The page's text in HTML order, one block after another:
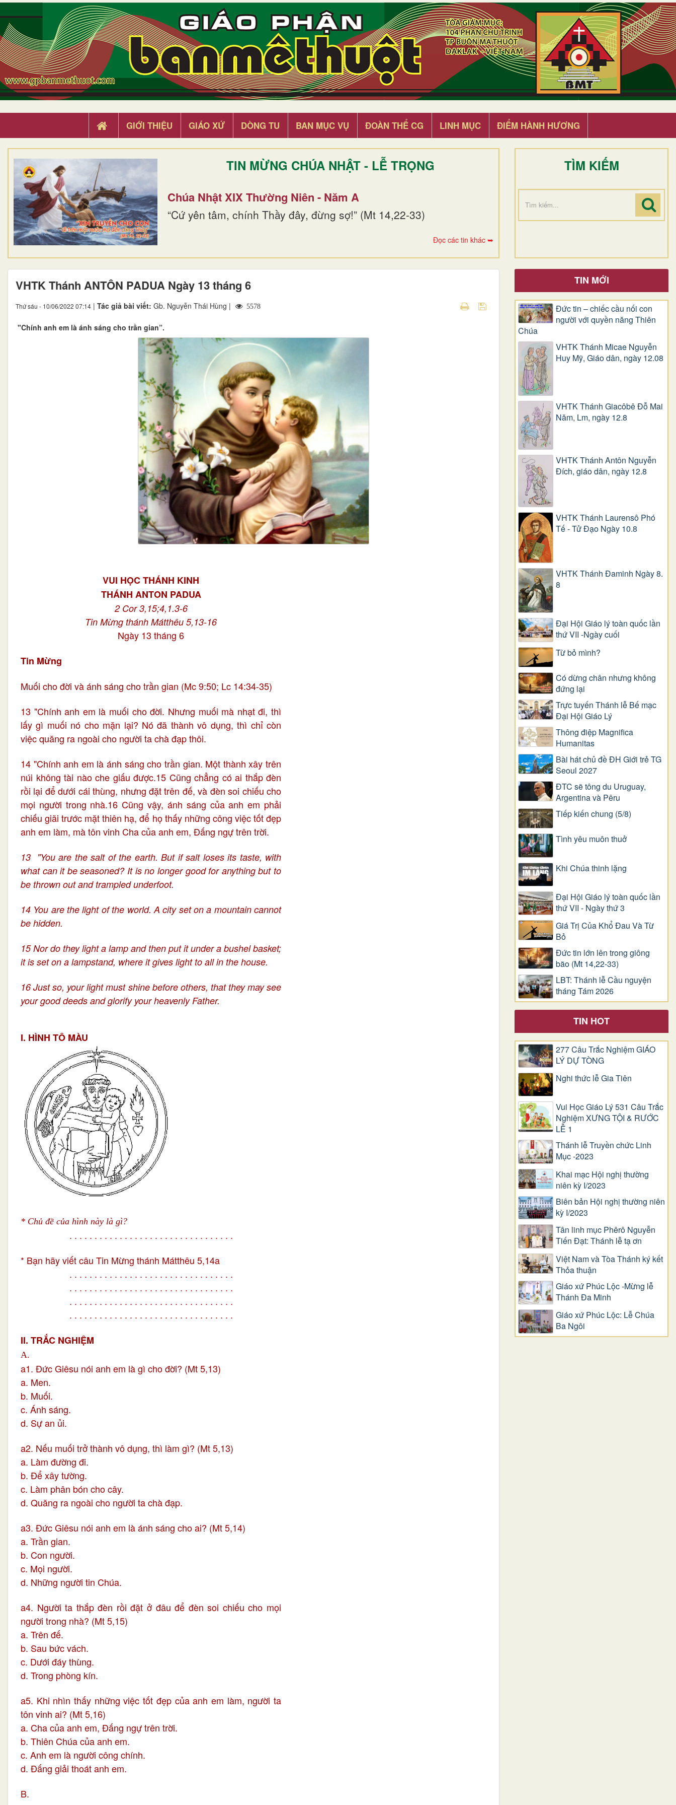
GIỚI THIỆU GIÁO XỨ DÒNG TU BAN MỤC VỤ ĐOÀN THỂ CG LINH MỤC ĐIỂM HÀNH HƯƠNG
TIN MỪNG CHÚA NHẬT - LỄ TRỌNG
Chúa Nhật XIX Thường Niên - Năm A
“Cứ yên tâm, chính Thầy đây, đừng sợ!” (Mt 14,22-33)
Đọc các tin khác ➥
TÌM KIẾM
VHTK Thánh ANTÔN PADUA Ngày 13 tháng 6
Thứ sáu - 10/06/2022 07:14 | Tác giả bài viết: Gb. Nguyễn Thái Hùng | 5578
"Chính anh em là ánh sáng cho trần gian”.
VUI HỌC THÁNH KINH
THÁNH ANTON PADUA
2 Cor 3,15;4,1.3-6
Tin Mừng thánh Mátthêu 5,13-16
Ngày 13 tháng 6
Tin Mừng
Muối cho đời và ánh sáng cho trần gian (Mc 9:50; Lc 14:34-35)
13 "Chính anh em là muối cho đời. Nhưng muối mà nhạt đi, thì
lấy gì muối nó cho mặn lại? Nó đã thành vô dụng, thì chỉ còn
việc quăng ra ngoài cho người ta chà đạp thôi.
14 "Chính anh em là ánh sáng cho trần gian. Một thành xây trên
núi không tài nào che giấu được.15 Cũng chẳng có ai thắp đèn
rồi lại để dưới cái thùng, nhưng đặt trên đế, và đèn soi chiếu cho
mọi người trong nhà.16 Cũng vậy, ánh sáng của anh em phải
chiếu giãi trước mặt thiên hạ, để họ thấy những công việc tốt đẹp
anh em làm, mà tôn vinh Cha của anh em, Đấng ngự trên trời.
13 "You are the salt of the earth. But if salt loses its taste, with
what can it be seasoned? It is no longer good for anything but to
be thrown out and trampled underfoot.
14 You are the light of the world. A city set on a mountain cannot
be hidden.
15 Nor do they light a lamp and then put it under a bushel basket;
it is set on a lampstand, where it gives light to all in the house.
16 Just so, your light must shine before others, that they may see
your good deeds and glorify your heavenly Father.
I. HÌNH TÔ MÀU
* Chủ đề của hình này là gì?
. . . . . . . . . . . . . . . . . . . . . . . . . . . . . . . . .
* Bạn hãy viết câu Tin Mừng thánh Mátthêu 5,14a
. . . . . . . . . . . . . . . . . . . . . . . . . . . . . . . . .
. . . . . . . . . . . . . . . . . . . . . . . . . . . . . . . . .
. . . . . . . . . . . . . . . . . . . . . . . . . . . . . . . . .
. . . . . . . . . . . . . . . . . . . . . . . . . . . . . . . . .
II. TRẮC NGHIỆM
A.
a1. Đức Giêsu nói anh em là gì cho đời? (Mt 5,13)
a. Men.
b. Muối.
c. Ánh sáng.
d. Sự an ủi.
a2. Nếu muối trở thành vô dụng, thì làm gì? (Mt 5,13)
a. Làm đường đi.
b. Để xây tường.
c. Làm phân bón cho cây.
d. Quăng ra ngoài cho người ta chà đạp.
a3. Đức Giêsu nói anh em là ánh sáng cho ai? (Mt 5,14)
a. Trần gian.
b. Con người.
c. Mọi người.
d. Những người tin Chúa.
a4. Người ta thắp đèn rồi đặt ở đâu để đèn soi chiếu cho mọi
người trong nhà? (Mt 5,15)
a. Trên đế.
b. Sau bức vách.
c. Dưới đáy thùng.
d. Trong phòng kín.
a5. Khi nhìn thấy những việc tốt đẹp của anh em làm, người ta
tôn vinh ai? (Mt 5,16)
a. Cha của anh em, Đấng ngự trên trời.
b. Thiên Chúa của anh em.
c. Anh em là người công chính.
d. Đấng giải thoát anh em.
B.
TIN MỚI
Đức tin – chiếc cầu nối con
người với quyền năng Thiên
Chúa
VHTK Thánh Micae Nguyễn
Huy Mỹ, Giáo dân, ngày 12.08
VHTK Thánh Giacôbê Ðỗ Mai
Năm, Lm, ngày 12.8
VHTK Thánh Antôn Nguyễn
Ðích, giáo dân, ngày 12.8
VHTK Thánh Laurensô Phó
Tế - Tử Đạo Ngày 10.8
VHTK Thánh Đaminh Ngày 8.
8
Đại Hội Giáo lý toàn quốc lần
thứ VII -Ngày cuối
Từ bỏ mình?
Có dừng chân nhưng không
đứng lại
Trực tuyến Thánh lễ Bế mạc
Đại Hội Giáo Lý
Thông điệp Magnifica
Humanitas
Bài hát chủ đề ĐH Giới trẻ TG
Seoul 2027
ĐTC sẽ tông du Uruguay,
Argentina và Pêru
Tiếp kiến chung (5/8)
Tình yêu muôn thuở
Khi Chúa thinh lặng
Đại Hội Giáo lý toàn quốc lần
thứ VII - Ngày thứ 3
Giá Trị Của Khổ Ðau Và Từ
Bỏ
Đức tin lớn lên trong giông
bão (Mt 14,22-33)
LBT: Thánh lễ Cầu nguyện
tháng Tám 2026
TIN HOT
277 Câu Trắc Nghiệm GIÁO
LÝ DỰ TÒNG
Nghi thức lễ Gia Tiên
Vui Học Giáo Lý 531 Câu Trắc
Nghiệm XƯNG TỘI & RƯỚC
LỄ 1
Thánh lễ Truyền chức Linh
Mục -2023
Khai mạc Hội nghị thường
niên kỳ I/2023
Biên bản Hội nghị thường niên
kỳ I/2023
Tân linh mục Phêrô Nguyễn
Tiến Đạt: Thánh lễ tạ ơn
Việt Nam và Tòa Thánh ký kết
Thỏa thuận
Giáo xứ Phúc Lộc -Mừng lễ
Thánh Đa Minh
Giáo xứ Phúc Lộc: Lễ Chúa
Ba Ngôi